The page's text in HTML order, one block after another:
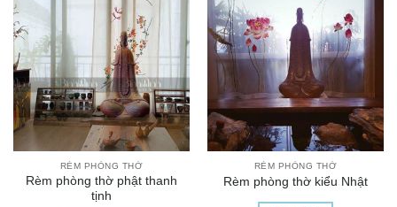
RÈM PHÒNG THỜ
Rèm phòng thờ phật thanh
tịnh
RÈM PHÒNG THỜ
Rèm phòng thờ kiểu Nhật